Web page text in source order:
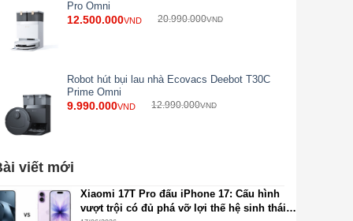
Pro Omni
12.500.000VND 20.990.000VND
Robot hút bụi lau nhà Ecovacs Deebot T30C
Prime Omni
9.990.000VND 12.990.000VND
viết mới
Xiaomi 17T Pro đấu iPhone 17: Cấu hình
vượt trội có đủ phá vỡ lợi thế hệ sinh thái